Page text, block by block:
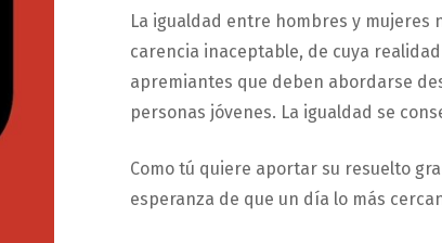
La igualdad entre hombres y mujeres
carencia inaceptable, de cuya
apremiantes que deben abordarse
personas jóvenes. La igualdad se
Como tú quiere aportar su resuelto
esperanza de que un día lo más